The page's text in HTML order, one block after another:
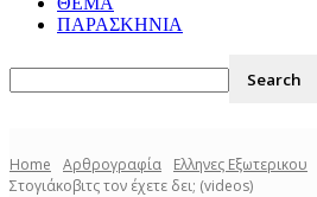
ΠΑΡΑΣΚΗΝΙΑ
Home Αρθρογραφία Ελληνες Εξωτερικου
Στογιάκοβιτς τον έχετε δει; (videos)